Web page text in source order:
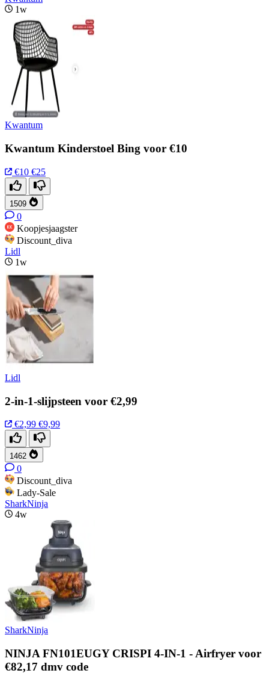
1w
Kwantum
Kwantum Kinderstoel Bing voor €10
€10 €25
1509
0
Koopjesjaagster
Discount_diva
Lidl
1w
Lidl
2-in-1-slijpsteen voor €2,99
€2,99 €9,99
1462
0
Discount_diva
Lady-Sale
SharkNinja
4w
SharkNinja
NINJA FN101EUGY CRISPI 4-IN-1 - Airfryer voor
€82,17 dmv code